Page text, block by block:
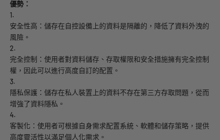
優勢：
1.
安全性高：儲存在自控設備上的資料是隔離的，降低了資料外洩的
風險。
2.
完全控制：使用者對資料儲存、存取權限和安全措施擁有完全控制
權，因此可以進行高度自訂的配置。
3.
隱私保護：儲存在私人裝置上的資料不存在第三方存取問題，從而
增強了資料隱私。
4.
客製化：使用者可根據自身需求配置系統、軟體和儲存策略，提供
高度靈活性以滿足個人化需求。